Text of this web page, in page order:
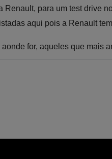
Renault, para um test drive
aqui pois a Renault
for, aqueles que mais